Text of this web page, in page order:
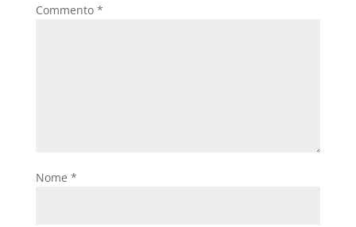
Commento *
Nome *